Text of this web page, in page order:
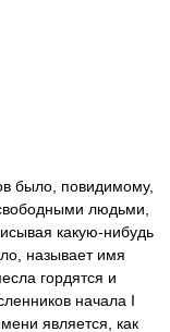
было, повидимому,
людьми,
какую-нибудь
называет имя
гордятся и
начала I
является, как